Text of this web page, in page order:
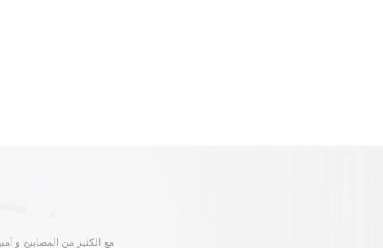
مع الكثير من المصابيح و